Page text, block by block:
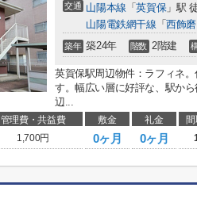
交通 山陽本線 「英賀保」駅
山陽電鉄網干線 「西飾磨
築年 築24年 階数 2階建
英賀保駅周辺物件：ラフィネ
す。幅広い層に好評な、駅か
辺...
管理費・共益費 敷金 礼金 間
1,700円 0ヶ月 0ヶ月